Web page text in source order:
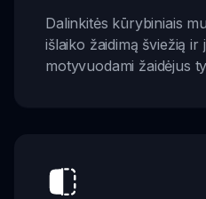
Dalinkitės kūrybiniais
išlaiko žaidimą šviežią ir
motyvuodami žaidėjus